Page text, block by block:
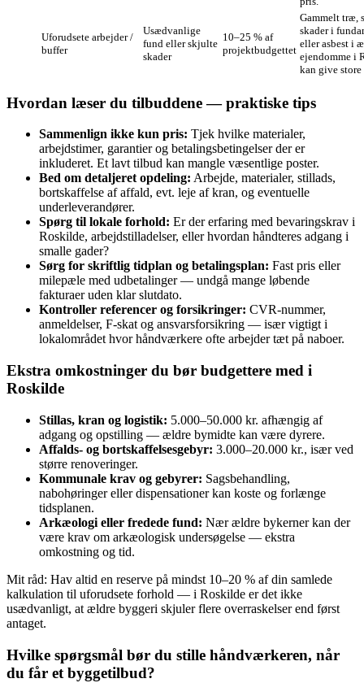
Uforudsete arbejder /
buffer
Usædvanlige
fund eller skjulte
skader
10–25 % af
projektbudgettet
Gammelt træ,
skader i
eller asbest i
ejendomme i
kan give
Hvordan læser du tilbuddene — praktiske tips
Sammenlign ikke kun pris: Tjek hvilke materialer,
arbejdstimer, garantier og betalingsbetingelser der er
inkluderet. Et lavt tilbud kan mangle væsentlige poster.
Bed om detaljeret opdeling: Arbejde, materialer, stillads,
bortskaffelse af affald, evt. leje af kran, og eventuelle
underleverandører.
Spørg til lokale forhold: Er der erfaring med bevaringskrav i
Roskilde, arbejdstilladelser, eller hvordan håndteres adgang i
smalle gader?
Sørg for skriftlig tidplan og betalingsplan: Fast pris eller
milepæle med udbetalinger — undgå mange løbende
fakturaer uden klar slutdato.
Kontroller referencer og forsikringer: CVR-nummer,
anmeldelser, F-skat og ansvarsforsikring — især vigtigt i
lokalområdet hvor håndværkere ofte arbejder tæt på naboer.
Ekstra omkostninger du bør budgettere med i
Roskilde
Stillas, kran og logistik: 5.000–50.000 kr. afhængig af
adgang og opstilling — ældre bymidte kan være dyrere.
Affalds- og bortskaffelsesgebyr: 3.000–20.000 kr., især ved
større renoveringer.
Kommunale krav og gebyrer: Sagsbehandling,
nabohøringer eller dispensationer kan koste og forlænge
tidsplanen.
Arkæologi eller fredede fund: Nær ældre bykerner kan der
være krav om arkæologisk undersøgelse — ekstra
omkostning og tid.
Mit råd: Hav altid en reserve på mindst 10–20 % af din samlede
kalkulation til uforudsete forhold — i Roskilde er det ikke
usædvanligt, at ældre byggeri skjuler flere overraskelser end først
antaget.
Hvilke spørgsmål bør du stille håndværkeren, når
du får et byggetilbud?